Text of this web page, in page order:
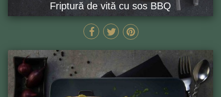
Friptură de vită cu sos BBQ
120 MIN GĂTEȘTE ACUM